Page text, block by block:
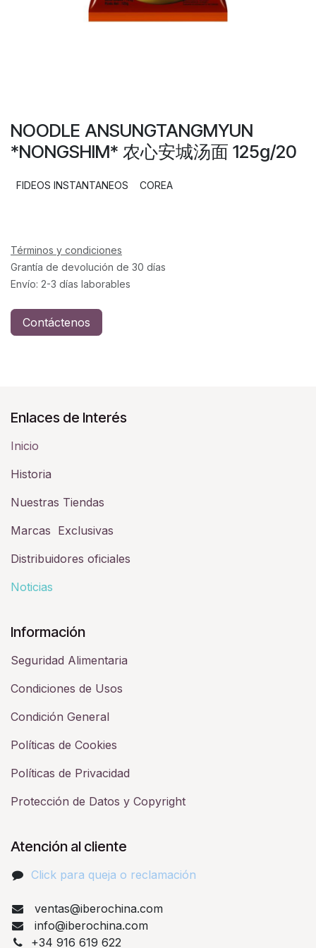
NOODLE ANSUNGTANGMYUN
*NONGSHIM* 农心安城汤面 125g/20
FIDEOS INSTANTANEOS COREA
Términos y condiciones
Grantía de devolución de 30 días
Envío: 2-3 días laborables
Contáctenos
Enlaces de Interés
Inicio
Historia​
Nuestras Tiendas
Marcas Exclusivas
Distribuidores oficiales
Noticias
Información
Seguridad Alimentaria
Condiciones de Usos
Condición General
Políticas de Cookies
Políticas de Privacidad
Protección de Datos y Copyright
Atención al cliente
Click para queja o reclamación​
ventas@iberochina.com
info@iberochina.com
+34 916 619 622